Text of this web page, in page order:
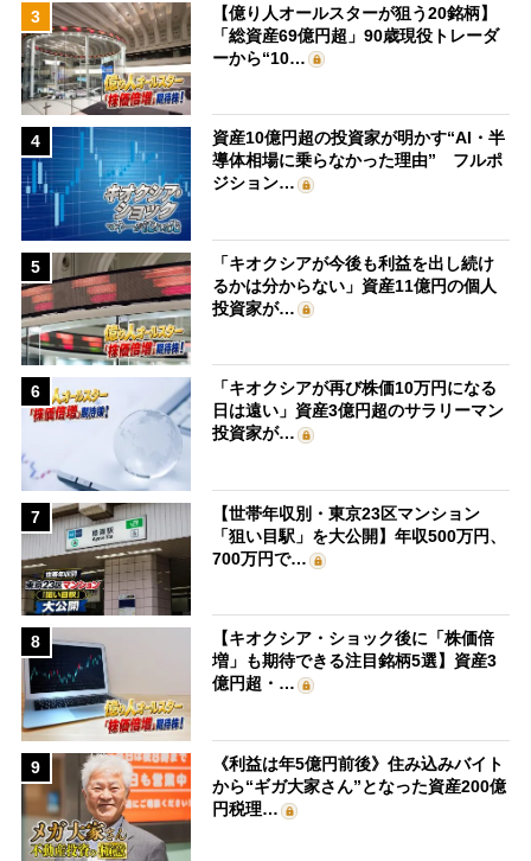
3
【億り人オールスターが狙う20銘柄】
「総資産69億円超」90歳現役トレーダ
ーから“10…
4
資産10億円超の投資家が明かす“AI・半
導体相場に乗らなかった理由” フルポ
ジション…
5
「キオクシアが今後も利益を出し続け
るかは分からない」資産11億円の個人
投資家が…
6
「キオクシアが再び株価10万円になる
日は遠い」資産3億円超のサラリーマン
投資家が…
7
【世帯年収別・東京23区マンション
「狙い目駅」を大公開】年収500万円、
700万円で…
8
【キオクシア・ショック後に「株価倍
増」も期待できる注目銘柄5選】資産3
億円超・…
9
《利益は年5億円前後》住み込みバイト
から“ギガ大家さん”となった資産200億
円税理…